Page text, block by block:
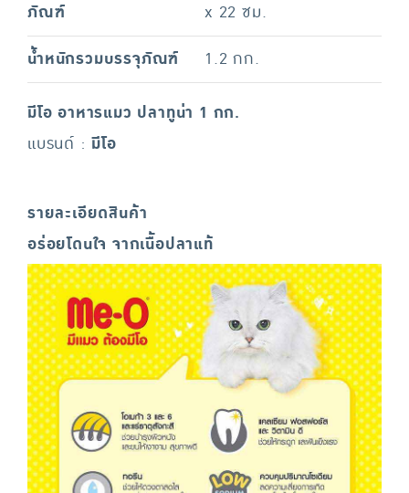
ภัณฑ์
x 22 ซม.
น้ำหนักรวมบรรจุภัณฑ์
1.2 กก.
มีโอ อาหารแมว ปลาทูน่า 1 กก.
แบรนด์ :มีโอ
รายละเอียดสินค้า
อร่อยโดนใจ จากเนื้อปลาแท้